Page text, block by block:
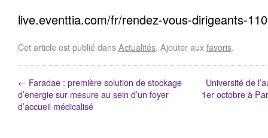
live.eventtia.com/fr/rendez-vous-dirigeants-
Cet article est publié dansActualités. Ajouter auxfavoris.
← Faradae : première solution de stockage
d’energie sur mesure au sein d’un foyer
d’accueil médicalisé
Université de
1er octobre à